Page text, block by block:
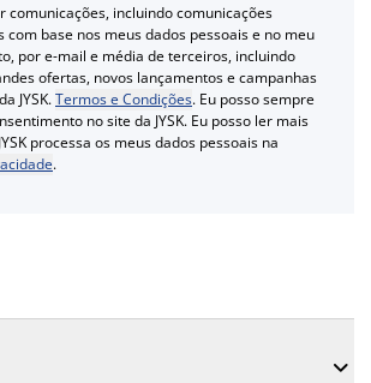
comunicações, incluindo comunicações
com base nos meus dados pessoais e no meu
por e-mail e média de terceiros, incluindo
ofertas, novos lançamentos e campanhas
JYSK.Termos e Condições. Eu posso sempre
no site da JYSK. Eu posso ler mais
processa os meus dados pessoais na
.
